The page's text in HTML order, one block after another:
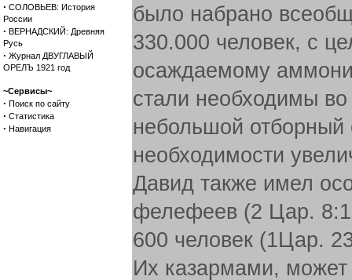
· СОЛОВЬЕВ: История
России
· ВЕРНАДСКИЙ: Древняя
Русь
· Журнал ДВУГЛАВЫЙ
ОРЕЛЪ 1921 год
~Сервисы~
· Поиск по сайту
· Статистика
· Навигация
было набрано
330.000 человек, с
осаждаемому
стали необходимы
небольшой отборный
необходимости
Давид также имел
фелефеев (2 Цар.
600 человек (1Цар.
Их казармами,